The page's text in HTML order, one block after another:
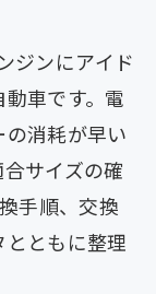
ジンにアイド
車です。電
消耗が早い
サイズの確
手順、交換
ともに整理